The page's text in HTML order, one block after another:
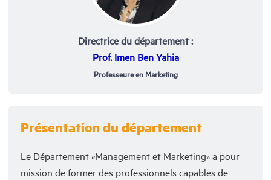
Directrice du département :
Prof. Imen Ben Yahia
Professeure en Marketing
Présentation du département
Le Département «Management et Marketing» a pour
mission de former des professionnels capables de